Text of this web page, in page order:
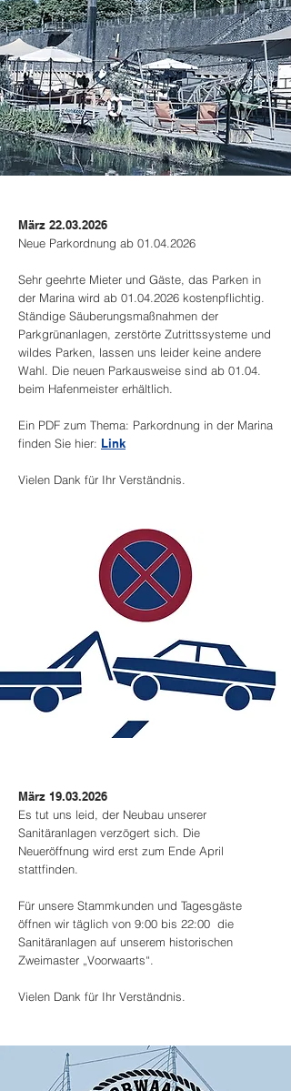
März 22.03.2026
Neue Parkordnung ab 01.04.2026
Sehr geehrte Mieter und Gäste, das Parken in
der Marina wird ab 01.04.2026 kostenpflichtig.
Ständige Säuberungsmaßnahmen der
Parkgrünanlagen, zerstörte Zutrittssysteme und
wildes Parken, lassen uns leider keine andere
Wahl. Die neuen Parkausweise sind ab 01.04.
beim Hafenmeister erhältlich.
Ein PDF zum Thema: Parkordnung in der Marina
finden Sie hier: Link
Vielen Dank für Ihr Verständnis.
März 19.03.2026
Es tut uns leid, der Neubau unserer
Sanitäranlagen verzögert sich. Die
Neueröffnung wird erst zum Ende April
stattfinden.
Für unsere Stammkunden und Tagesgäste
öffnen wir täglich von 9:00 bis 22:00 die
Sanitäranlagen auf unserem historischen
Zweimaster „Voorwaarts“.
Vielen Dank für Ihr Verständnis.